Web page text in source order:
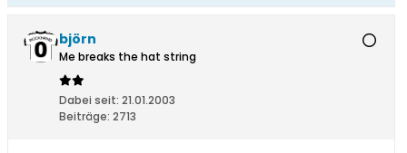
björn
Me breaks the hat string
Dabei seit: 21.01.2003
Beiträge: 2713